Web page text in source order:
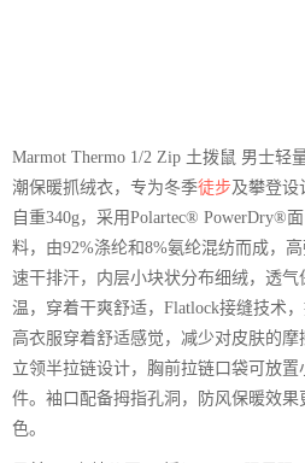
Marmot Thermo 1/2 Zip 土拨鼠 男士轻
潮保暖抓绒衣，专为冬季徒步及攀登设
自重340g，采用Polartec® PowerDry®面
料，由92%涤纶和8%氨纶混纺而成，
速干排汗，内层小块状分布细绒，透气
温，穿着干爽舒适，Flatlock接缝技术
高衣服穿着舒适感觉，减少对皮肤的摩
立领半拉链设计，胸前拉链口袋可放置
件。袖口配备拇指孔洞，防风保暖效果
色。